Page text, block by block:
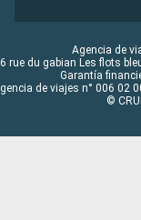
Agencia de
rue du gabian Les flots
Garantía
de viajes n° 006 02
©